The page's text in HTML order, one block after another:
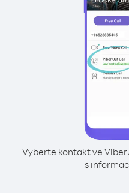
Vyberte kontakt ve
s